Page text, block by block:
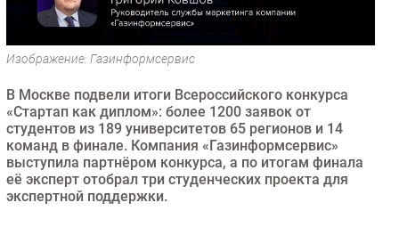
Безопасность
Инновации
Гаджеты
Здоровье
РАЗДЕЛЫ
Изображение: Газинформсервис
В Москве подвели итоги Всероссийского конкурса
«Стартап как диплом»: более 1200 заявок от
студентов из 189 университетов 65 регионов и 14
команд в финале. Компания «Газинформсервис»
выступила партнёром конкурса, а по итогам финала
её эксперт отобрал три студенческих проекта для
экспертной поддержки.